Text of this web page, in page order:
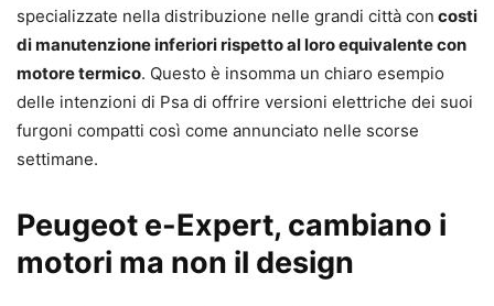
specializzate nella distribuzione nelle grandi città con costi
di manutenzione inferiori rispetto al loro equivalente con
motore termico. Questo è insomma un chiaro esempio
delle intenzioni di Psa di offrire versioni elettriche dei suoi
furgoni compatti così come annunciato nelle scorse
settimane.
Peugeot e-Expert, cambiano i
motori ma non il design